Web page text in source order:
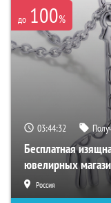
до 100%
03:44:31
Бесплатная
ювелирных
Россия